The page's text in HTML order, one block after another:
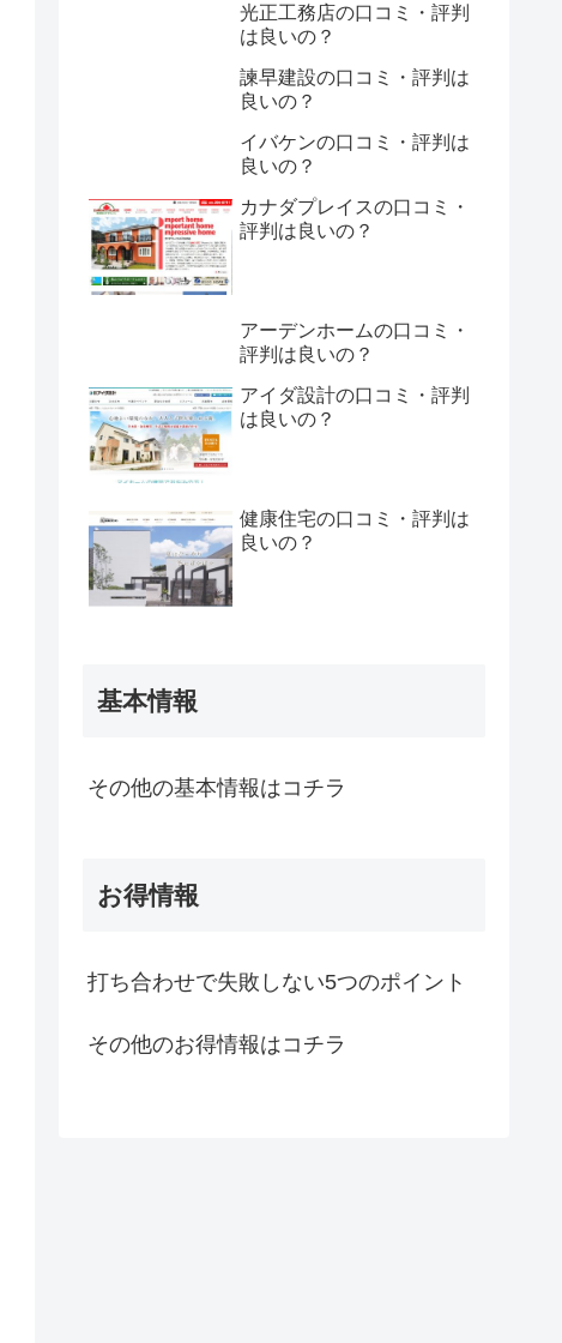
光正工務店の口コミ・評判
は良いの？
諫早建設の口コミ・評判は
良いの？
イバケンの口コミ・評判は
良いの？
カナダプレイスの口コミ・
評判は良いの？
アーデンホームの口コミ・
評判は良いの？
アイダ設計の口コミ・評判
は良いの？
健康住宅の口コミ・評判は
良いの？
基本情報
その他の基本情報はコチラ
お得情報
打ち合わせで失敗しない5つのポイント
その他のお得情報はコチラ